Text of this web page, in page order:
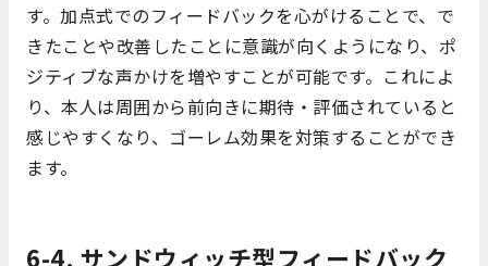
す。加点式でのフィードバックを心がけることで、で
きたことや改善したことに意識が向くようになり、ポ
ジティブな声かけを増やすことが可能です。これによ
り、本人は周囲から前向きに期待・評価されていると
感じやすくなり、ゴーレム効果を対策することができ
ます。
6-4. サンドウィッチ型フィードバック